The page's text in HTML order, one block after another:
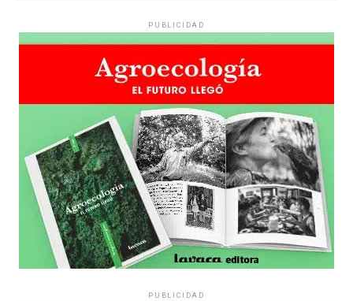
PUBLICIDAD
PUBLICIDAD